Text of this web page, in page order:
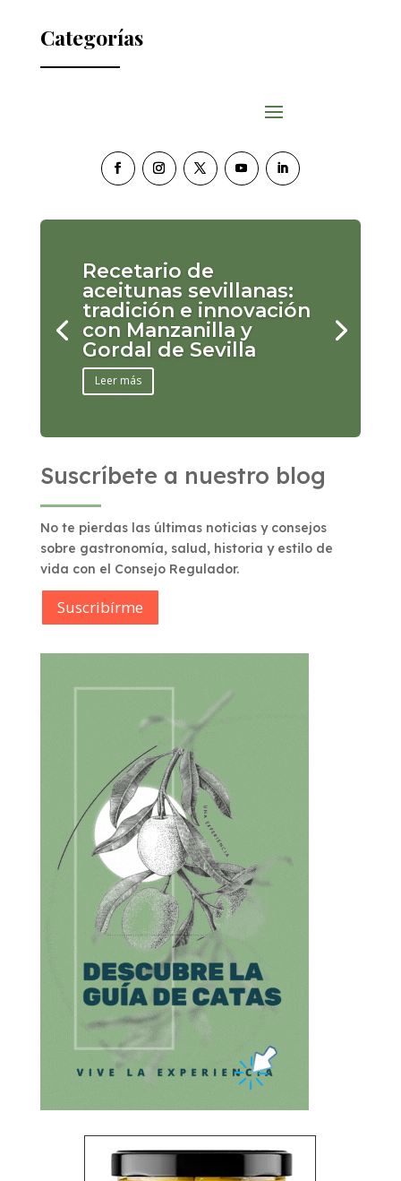
Categorías
Recetario de
aceitunas sevillanas:
tradición e innovación
con Manzanilla y
Gordal de Sevilla
Leer más
Suscríbete a nuestro blog
No te pierdas las últimas noticias y consejos
sobre gastronomía, salud, historia y estilo de
vida con el Consejo Regulador.
Suscribírme